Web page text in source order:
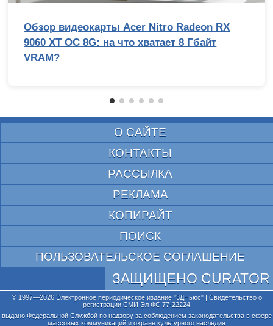
Обзор видеокарты Acer Nitro Radeon RX
9060 XT OC 8G: на что хватает 8 Гбайт
VRAM?
О САЙТЕ
КОНТАКТЫ
РАССЫЛКА
РЕКЛАМА
КОПИРАЙТ
ПОИСК
ПОЛЬЗОВАТЕЛЬСКОЕ СОГЛАШЕНИЕ
ЗАЩИЩЕНО CURATOR
© 1997—2026 Электронное периодическое издание "3ДНьюс" | Свидетельство о
регистрации СМИ Эл ФС 77-22224
выдано Федеральной Службой по надзору за соблюдением законодательства в сфере
массовых коммуникаций и охране культурного наследия